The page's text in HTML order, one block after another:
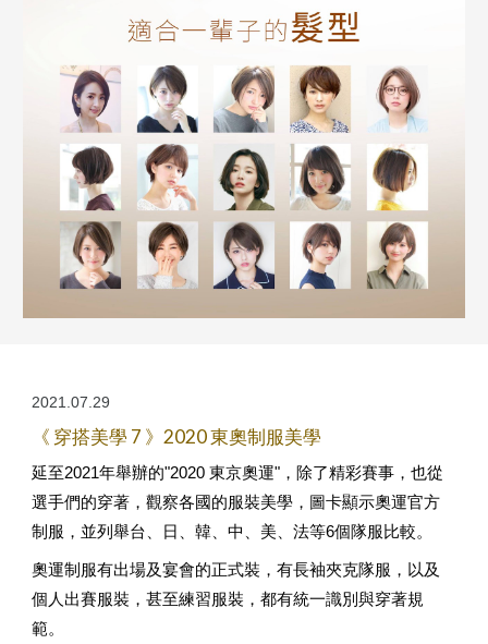
2021.07.29
《 穿搭美學 7 》2020 東奧制服美學
延至2021年舉辦的"2020 東京奧運"，除了精彩賽事，也從
選手們的穿著，觀察各國的服裝美學，圖卡顯示奧運官方
制服，並列舉台、日、韓、中、美、法等6個隊服比較。
奧運制服有出場及宴會的正式裝，有長袖夾克隊服，以及
個人出賽服裝，甚至練習服裝，都有統一識別與穿著規
範。